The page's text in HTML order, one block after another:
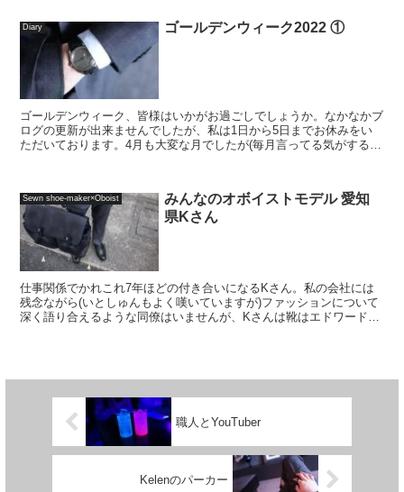
Diary ゴールデンウィーク2022 ①
ゴールデンウィーク、皆様はいかがお過ごしでしょうか。なかなかブ
ログの更新が出来ませんでしたが、私は1日から5日までお休みをい
ただいております。4月も大変な月でしたが(毎月言ってる気がする)
Sewn shoe-maker×Oboist
みんなのオボイストモデル 愛知
県Kさん
仕事関係でかれこれ7年ほどの付き合いになるKさん。私の会社には
残念ながら(いとしゅんもよく嘆いていますが)ファッションについて
深く語り合えるような同僚はいませんが、Kさんは靴はエドワードグ
職人とYouTuber
Kelenのパーカー